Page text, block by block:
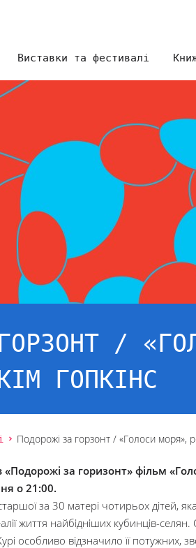
Виставки та фестивалі
/
ГОПКІНС
Подорожі за горзонт / «Голоси моря»,
«Подорожі за горизонт» фільм
о 21:00.
за 30 матері чотирьох дітей,
життя найбідніших кубинців-
особливо відзначило її потужних,